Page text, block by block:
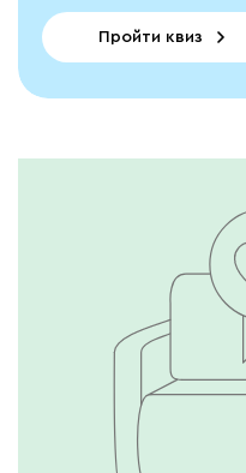
Пройти квиз